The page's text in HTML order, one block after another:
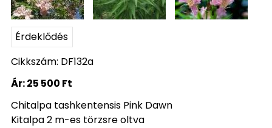
Érdeklődés
Cikkszám: DF132a
Ár:25 500 Ft
Chitalpa tashkentensis Pink Dawn
Kitalpa 2 m-es törzsre oltva